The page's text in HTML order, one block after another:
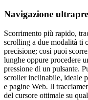
Navigazione
Scorrimento più rapido,
scrolling a due modalità ti
precisione; così puoi
lunghe oppure procedere
pressione di un pulsante.
scroller inclinabile, ideale
e pagine Web. Il
del cursore ottimale su